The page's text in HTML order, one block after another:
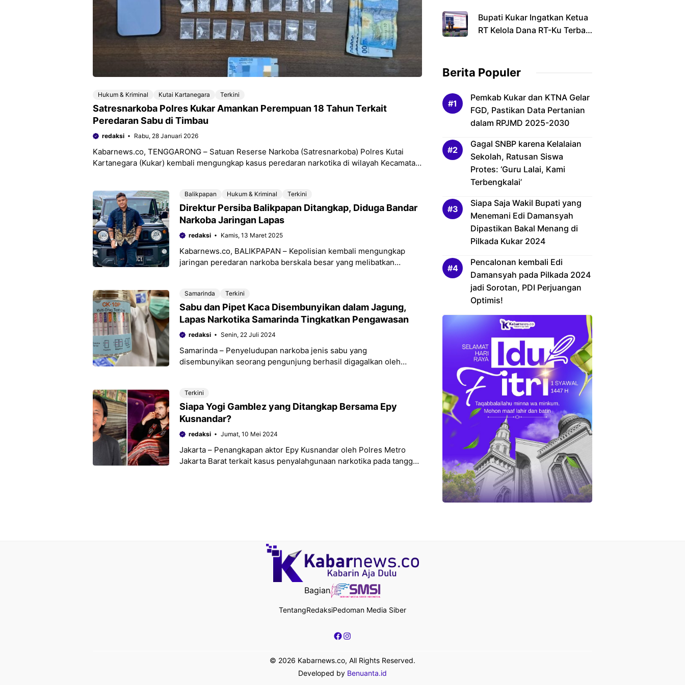
Hukum & Kriminal Kutai Kartanegara Terkini
Satresnarkoba Polres Kukar Amankan Perempuan 18 Tahun Terkait
Peredaran Sabu di Timbau
redaksi Rabu, 28 Januari 2026
Kabarnews.co, TENGGARONG – Satuan Reserse Narkoba (Satresnarkoba) Polres Kutai
Kartanegara (Kukar) kembali mengungkap kasus peredaran narkotika di wilayah Kecamatan
Balikpapan Hukum & Kriminal Terkini
Direktur Persiba Balikpapan Ditangkap, Diduga Bandar
Narkoba Jaringan Lapas
redaksi Kamis, 13 Maret 2025
Kabarnews.co, BALIKPAPAN – Kepolisian kembali mengungkap
jaringan peredaran narkoba berskala besar yang melibatkan
Samarinda Terkini
Sabu dan Pipet Kaca Disembunyikan dalam Jagung,
Lapas Narkotika Samarinda Tingkatkan Pengawasan
redaksi Senin, 22 Juli 2024
Samarinda – Penyeludupan narkoba jenis sabu yang
disembunyikan seorang pengunjung berhasil digagalkan oleh
Terkini
Siapa Yogi Gamblez yang Ditangkap Bersama Epy
Kusnandar?
redaksi Jumat, 10 Mei 2024
Jakarta – Penangkapan aktor Epy Kusnandar oleh Polres Metro
Jakarta Barat terkait kasus penyalahgunaan narkotika pada tanggal
Bupati Kukar Ingatkan Ketua
RT Kelola Dana RT-Ku Terbaik
Berita Populer
Pemkab Kukar dan KTNA Gelar
FGD, Pastikan Data Pertanian
dalam RPJMD 2025-2030
Gagal SNBP karena Kelalaian
Sekolah, Ratusan Siswa
Protes: ‘Guru Lalai, Kami
Terbengkalai’
Siapa Saja Wakil Bupati yang
Menemani Edi Damansyah
Dipastikan Bakal Menang di
Pilkada Kukar 2024
Pencalonan kembali Edi
Damansyah pada Pilkada 2024
jadi Sorotan, PDI Perjuangan
Optimis!
Bagian
TentangRedaksiPedoman Media Siber
Facebook
Instagram
© 2026 Kabarnews.co, All Rights Reserved.
Developed by Benuanta.id